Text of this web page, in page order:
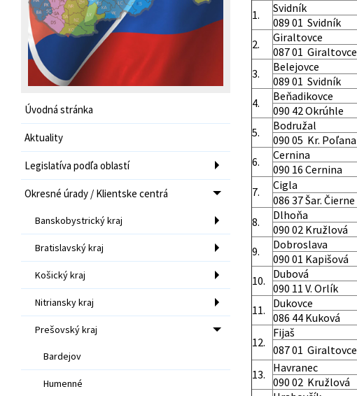
Úvodná stránka
Aktuality
Legislatíva podľa oblastí
Okresné úrady / Klientske centrá
Banskobystrický kraj
Bratislavský kraj
Košický kraj
Nitriansky kraj
Prešovský kraj
Bardejov
Humenné
1. Svidník
089 01 Svidník
2.
Giraltovce
087 01 Giraltovce
3.
Belejovce
089 01 Svidník
4.
Beňadikovce
090 42 Okrúhle
5.
Bodružal
090 05 Kr. Poľana
6.
Cernina
090 16 Cernina
7.
Cigla
086 37 Šar. Čierne
8.
Dlhoňa
090 02 Kružlová
9.
Dobroslava
090 01 Kapišová
10.
Dubová
090 11 V. Orlík
11.
Dukovce
086 44 Kuková
12.
Fijaš
087 01 Giraltovce
13.
Havranec
090 02 Kružlová